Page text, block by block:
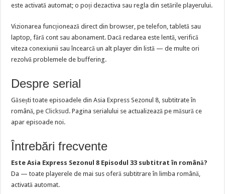
este activată automat; o poți dezactiva sau regla din setările playerului.
Vizionarea funcționează direct din browser, pe telefon, tabletă sau
laptop, fără cont sau abonament. Dacă redarea este lentă, verifică
viteza conexiunii sau încearcă un alt player din listă — de multe ori
rezolvă problemele de buffering.
Despre serial
Găsești toate episoadele din Asia Express Sezonul 8, subtitrate în
română, peClicksud . Pagina serialului se actualizează pe măsură ce
apar episoade noi.
Întrebări frecvente
Este Asia Express Sezonul 8 Episodul 33 subtitrat în română?
Da — toate playerele de mai sus oferă subtitrare în limba română,
activată automat.